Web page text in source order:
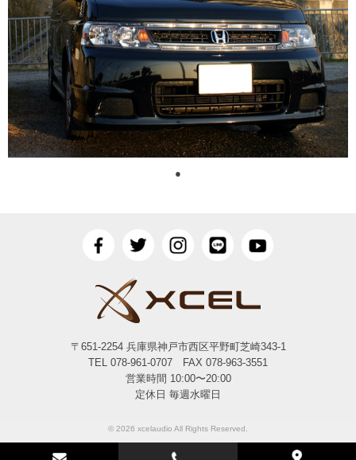
●
〒651-2254 兵庫県神戸市西区平野町芝崎343-1
TEL 078-961-0707 FAX 078-963-3551
営業時間 10:00〜20:00
定休日 毎週水曜日
© 2026 xcelaudio All Rights Reserved.